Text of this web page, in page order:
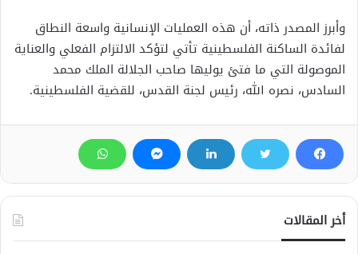
وأبرز المصدر ذاته، أن هذه العمليات الإنسانية واسعة النطاق
لفائدة الساكنة الفلسطينية تأتي لتؤكد الالتزام الفعلي والعناية
الموصولة التي ما فتئ يوليها صاحب الجلالة الملك محمد
السادس، نصره الله، رئيس لجنة القدس، للقضية الفلسطينية.
أخر المقالات